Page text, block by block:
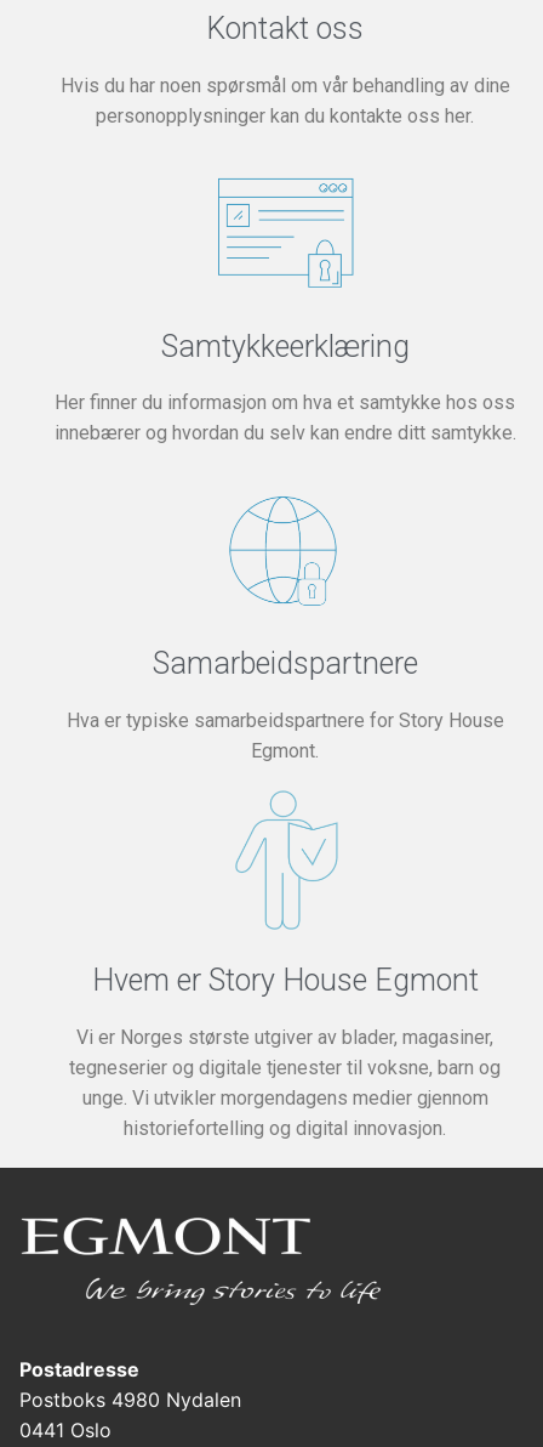
Kontakt oss
Hvis du har noen spørsmål om vår behandling av dine
personopplysninger kan du kontakte oss her.
Samtykkeerklæring
Her finner du informasjon om hva et samtykke hos oss
innebærer og hvordan du selv kan endre ditt samtykke.
Samarbeidspartnere
Hva er typiske samarbeidspartnere for Story House
Egmont.
Hvem er Story House Egmont
Vi er Norges største utgiver av blader, magasiner,
tegneserier og digitale tjenester til voksne, barn og
unge. Vi utvikler morgendagens medier gjennom
historiefortelling og digital innovasjon.
Postadresse
Postboks 4980 Nydalen
0441 Oslo